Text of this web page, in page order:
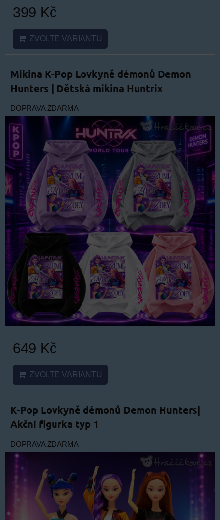
399 Kč
ZVOLTE VARIANTU
Mikina K-Pop Lovkyně démonů Demon
Hunters | Dětská mikina Huntrix
DOPRAVA ZDARMA
649 Kč
ZVOLTE VARIANTU
K-Pop Lovkyně démonů Demon Hunters|
Akční figurka typ 1
DOPRAVA ZDARMA